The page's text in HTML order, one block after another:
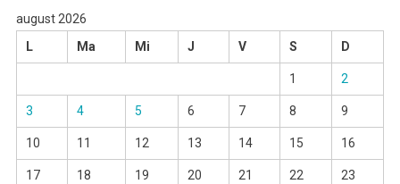
august 2026
L
Ma Mi J V S D
1 2
3 4 5 6 7 8 9
10 11 12 13 14 15 16
17 18 19 20 21 22 23